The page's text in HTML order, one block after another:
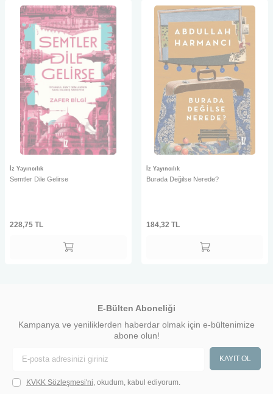
İz Yayıncılık
Semtler Dile Gelirse
228,75 TL
İz Yayıncılık
Burada Değilse Nerede?
184,32 TL
E-Bülten Aboneliği
Kampanya ve yeniliklerden haberdar olmak için e-bültenimize
abone olun!
KAYIT OL
KVKK Sözleşmesi'ni , okudum, kabul ediyorum.